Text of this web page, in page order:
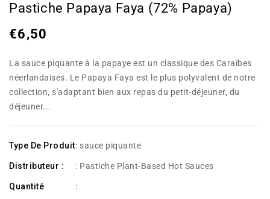
Pastiche Papaya Faya (72% Papaya)
Prix
€6,50
La sauce piquante à la papaye est un classique des Caraïbes
néerlandaises. Le Papaya Faya est le plus polyvalent de notre
collection, s'adaptant bien aux repas du petit-déjeuner, du
déjeuner...
Type De Produit: sauce piquante
Distributeur : : Pastiche Plant-Based Hot Sauces
Quantité :